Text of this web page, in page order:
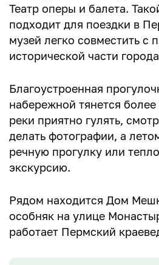
Театр оперы и балета.
подходит для поездки в
музей легко совместить с
исторической части
Благоустроенная
набережной тянется
реки приятно гулять,
делать фотографии, а
речную прогулку или
экскурсию.
Рядом находится Дом
особняк на улице
работает Пермский